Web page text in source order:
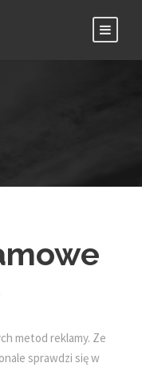
metod reklamy. Ze
sprawdzi się w